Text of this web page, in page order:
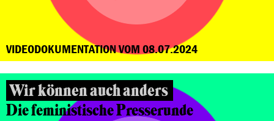
VIDEODOKUMENTATION VOM 08.07.2024
Wir können auch anders
Die feministische Presserunde